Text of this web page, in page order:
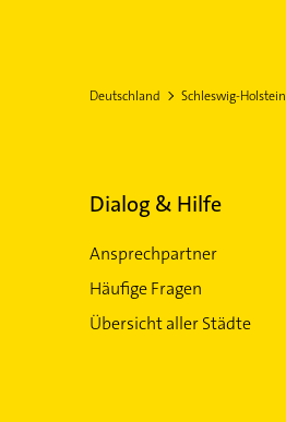
Deutschland Schleswig-Holstein
Dialog & Hilfe
Ansprechpartner
Häufige Fragen
Übersicht aller Städte